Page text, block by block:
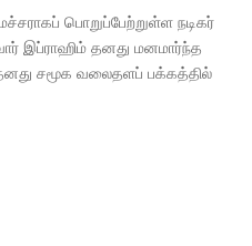
பொறுப்பேற்றுள்ள நடிகர்
இப்ராஹிம் தனது மனமார்ந்த
சமூக வலைதளப் பக்கத்தில்